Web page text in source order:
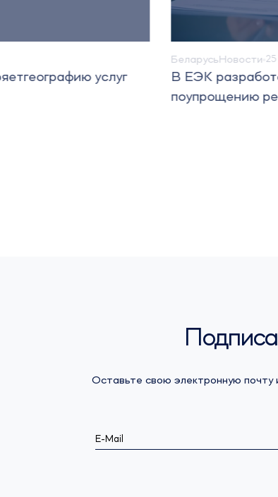
услуг
БеларусьНовости 25
В ЕЭК
поупрощению
Оставьте свою электронную почту
E-Mail